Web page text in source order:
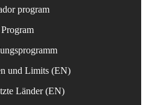
program
und Limits (EN)
Länder (EN)